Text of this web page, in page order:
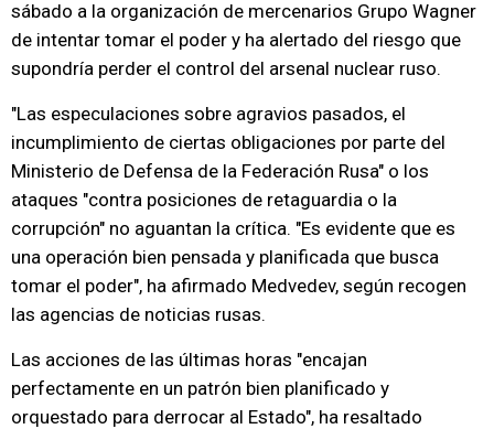
sábado a la organización de mercenarios Grupo Wagner
de intentar tomar el poder y ha alertado del riesgo que
supondría perder el control del arsenal nuclear ruso.
"Las especulaciones sobre agravios pasados, el
incumplimiento de ciertas obligaciones por parte del
Ministerio de Defensa de la Federación Rusa" o los
ataques "contra posiciones de retaguardia o la
corrupción" no aguantan la crítica. "Es evidente que es
una operación bien pensada y planificada que busca
tomar el poder", ha afirmado Medvedev, según recogen
las agencias de noticias rusas.
Las acciones de las últimas horas "encajan
perfectamente en un patrón bien planificado y
orquestado para derrocar al Estado", ha resaltado